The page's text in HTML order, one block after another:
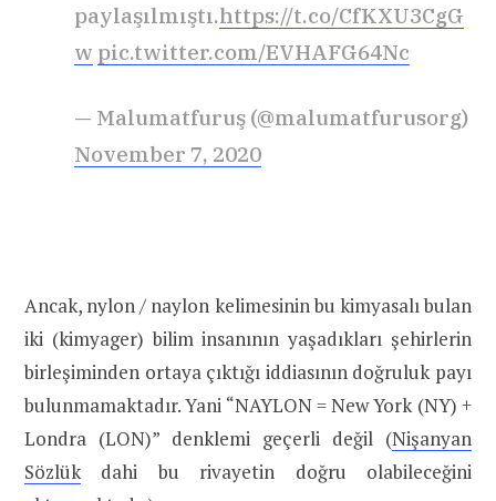
paylaşılmıştı.https://t.co/CfKXU3CgG
w pic.twitter.com/EVHAFG64Nc
— Malumatfuruş (@malumatfurusorg)
November 7, 2020
Ancak, nylon / naylon kelimesinin bu kimyasalı bulan
iki (kimyager) bilim insanının yaşadıkları şehirlerin
birleşiminden ortaya çıktığı iddiasının doğruluk payı
bulunmamaktadır. Yani “NAYLON = New York (NY) +
Londra (LON)” denklemi geçerli değil (Nişanyan
Sözlükdahi bu rivayetin doğru olabileceğini